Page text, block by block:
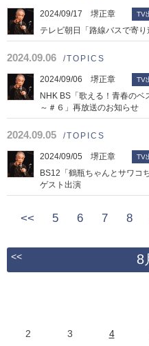
2024/09/17 堺正章 TV
テレビ朝日「路線バスで寄
2024.09.06 /TOPICS
2024/09/06 堺正章 TV
NHK BS「歌える！青春の
～＃６」再放送のお知らせ
2024.09.05 /TOPICS
2024/09/05 堺正章 TV
BS12「鶴瓶ちゃんとサワコ
ゲスト出演
<< 5 6 7 8
<<
2 3 4